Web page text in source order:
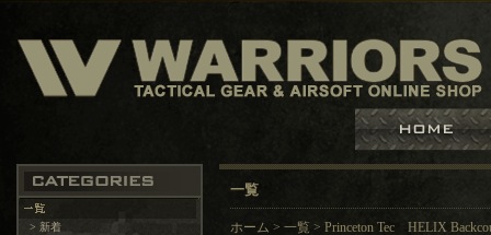
> 新着
一覧
ホーム > 一覧 > Princeton Tec HELIX